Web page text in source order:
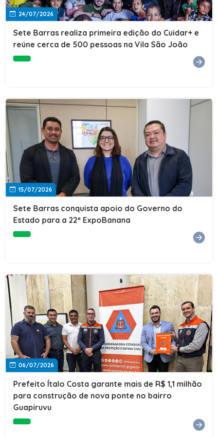
24/07/2026
Sete Barras realiza primeira edição do Cuidar+ e
reúne cerca de 500 pessoas na Vila São João
15/07/2026
Sete Barras conquista apoio do Governo do
Estado para a 22ª ExpoBanana
06/07/2026
Prefeito Ítalo Costa garante mais de R$ 1,1 milhão
para construção de nova ponte no bairro
Guapiruvu